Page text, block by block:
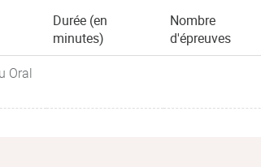
Durée (en
minutes)
Nombre
d'épreuves
Oral